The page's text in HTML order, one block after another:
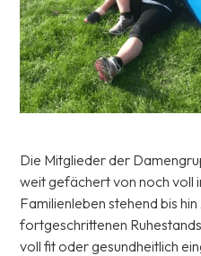
Die Mitglieder der
weit gefächert von noch voll
Familienleben stehend bis
fortgeschrittenen
voll fit oder gesundheitlich